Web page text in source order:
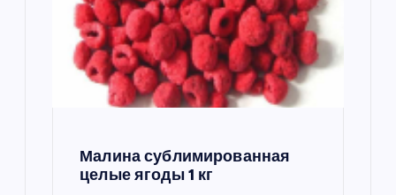
Малина сублимированная
целые ягоды 1 кг